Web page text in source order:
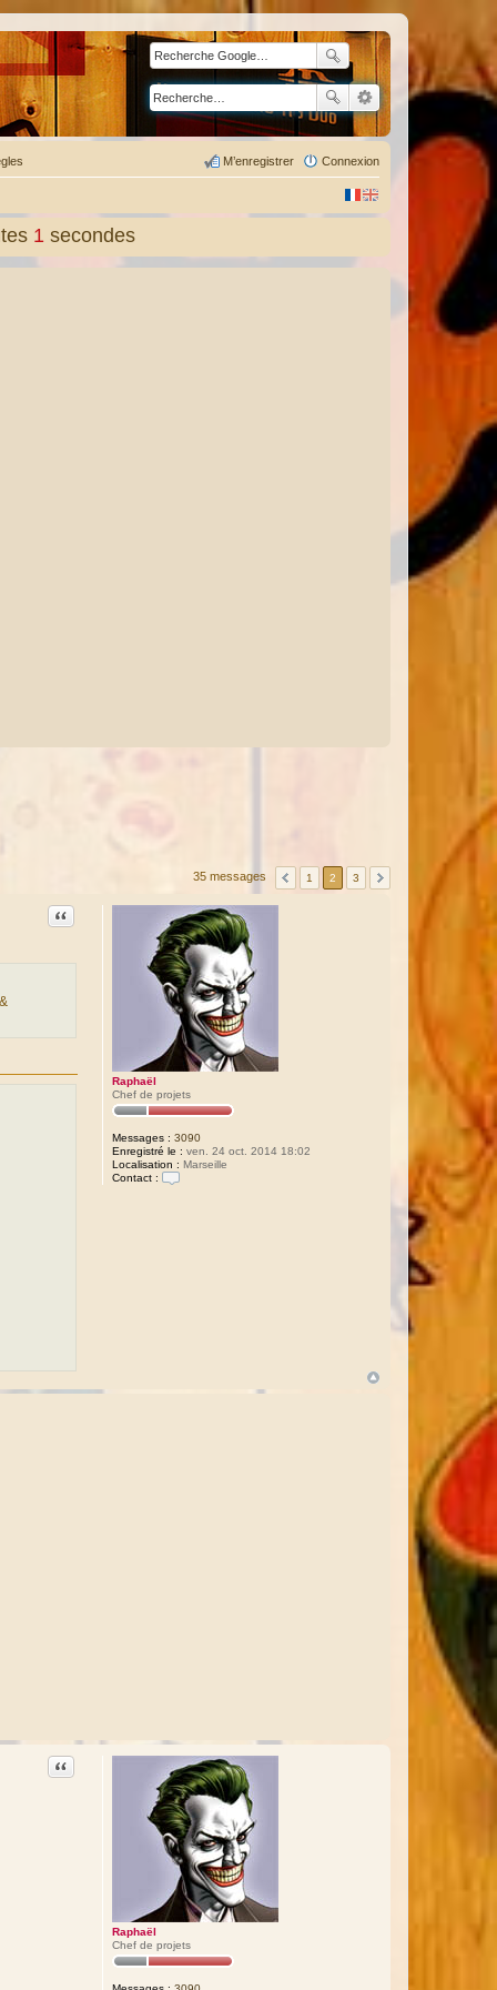
Connexion
M’enregistrer
2 secondes
35 messages 1 2 3
Raphaël
Chef de projets
Messages : 3090
Enregistré le : ven. 24 oct. 2014 18:02
Localisation : Marseille
Contact :
Citation
&
Raphaël
Chef de projets
Citation